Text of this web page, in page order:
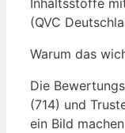
Inhaltsstoffe
(QVC
Warum das
Die
(714) und
ein Bild